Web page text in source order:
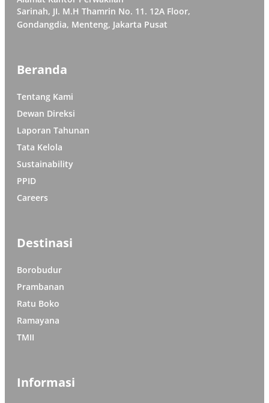
Sarinah, JI. M.H Thamrin No. 11. 12A Floor,
Gondangdia, Menteng, Jakarta Pusat
Beranda
Tentang Kami
Dewan Direksi
Laporan Tahunan
Tata Kelola
Sustainability
PPID
Careers
Destinasi
Borobudur
Prambanan
Ratu Boko
Ramayana
TMII
Informasi